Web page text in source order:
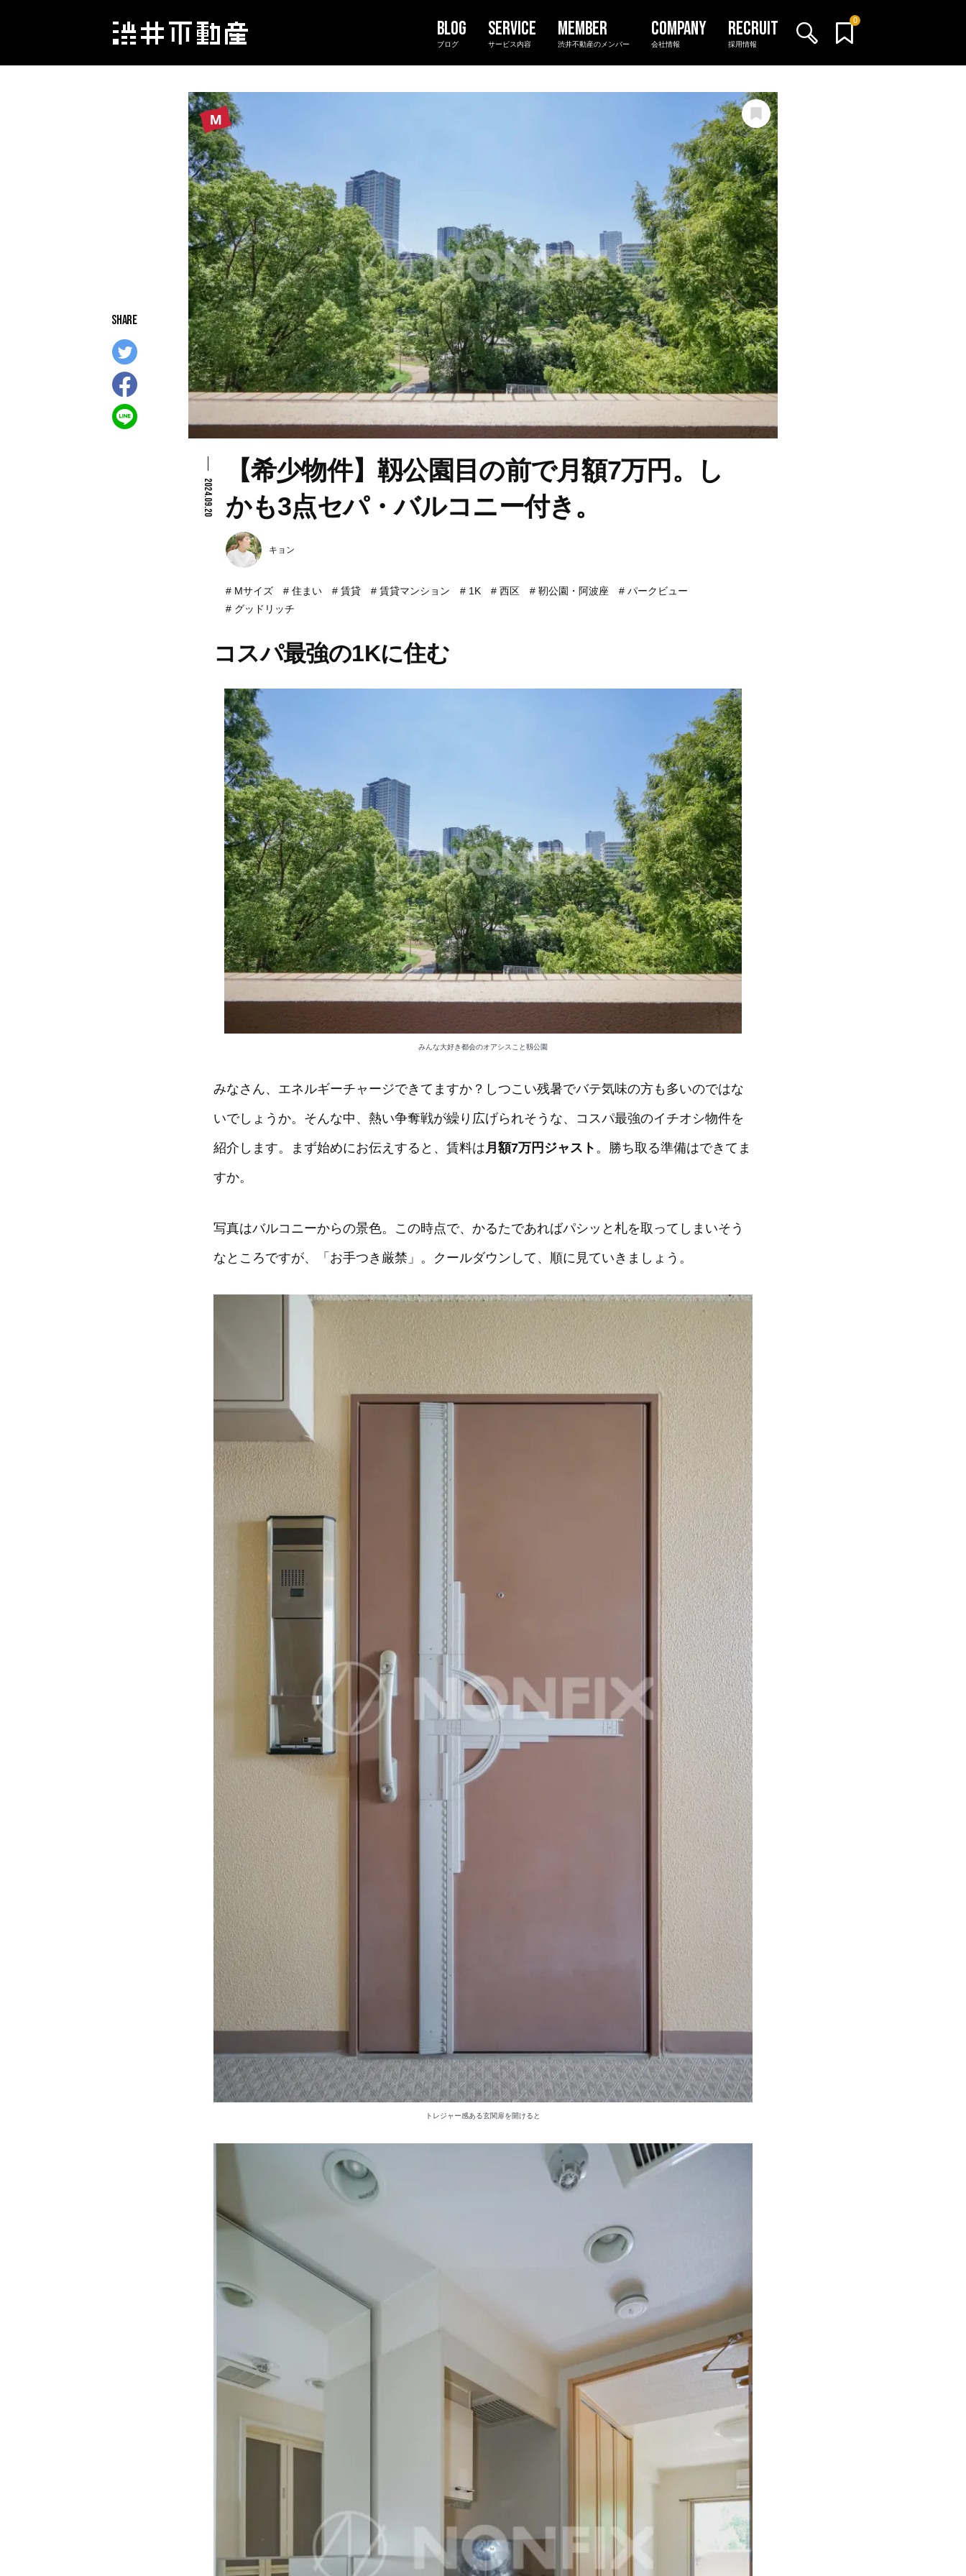
0
ブログ サービス内容 渋井不動産のメンバー 会社情報 採用情報
2024.09.20
【希少物件】靱公園目の前で月額7万円。し
かも3点セパ・バルコニー付き。
キョン
Mサイズ 住まい 賃貸 賃貸マンション 1K 西区 靭公園・阿波座
パークビュー
グッドリッチ
コスパ最強の1Kに住む
みんな大好き都会のオアシスこと靱公園
みなさん、エネルギーチャージできてますか？しつこい残暑でバテ気味の方も多いのではな
いでしょうか。そんな中、熱い争奪戦が繰り広げられそうな、コスパ最強のイチオシ物件を
紹介します。まず始めにお伝えすると、賃料は 月額7万円ジャスト 。勝ち取る準備はできてま
すか。
写真はバルコニーからの景色。この時点で、かるたであればパシッと札を取ってしまいそう
なところですが、「お手つき厳禁」。クールダウンして、順に見ていきましょう。
トレジャー感ある玄関扉を開けると